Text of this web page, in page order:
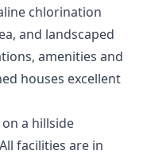
chlorination
and landscaped
amenities and
houses excellent
a hillside
facilities are in